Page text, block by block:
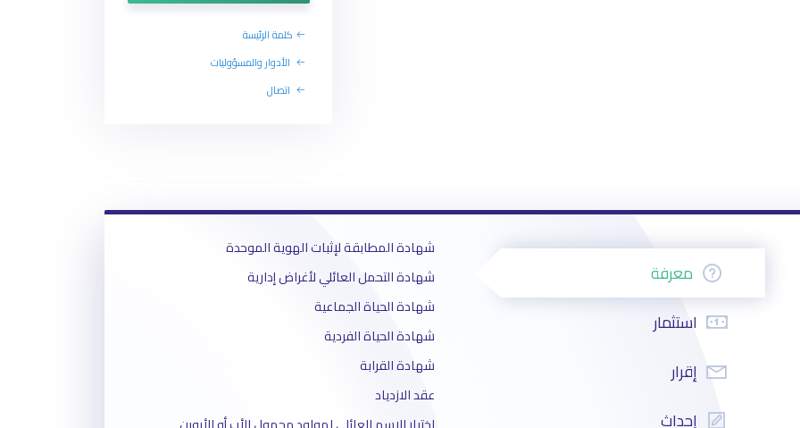
كلمة الرئيسة
الأدوار والمسؤوليات
اتصال
معرفة
استثمار
إقرار
إحداث
شهادة المطابقة لإثبات الهوية الموحدة
شهادة التحمل العائلي لأغراض إدارية
شهادة الحياة الجماعية
شهادة الحياة الفردية
شهادة القرابة
عقد الازدياد